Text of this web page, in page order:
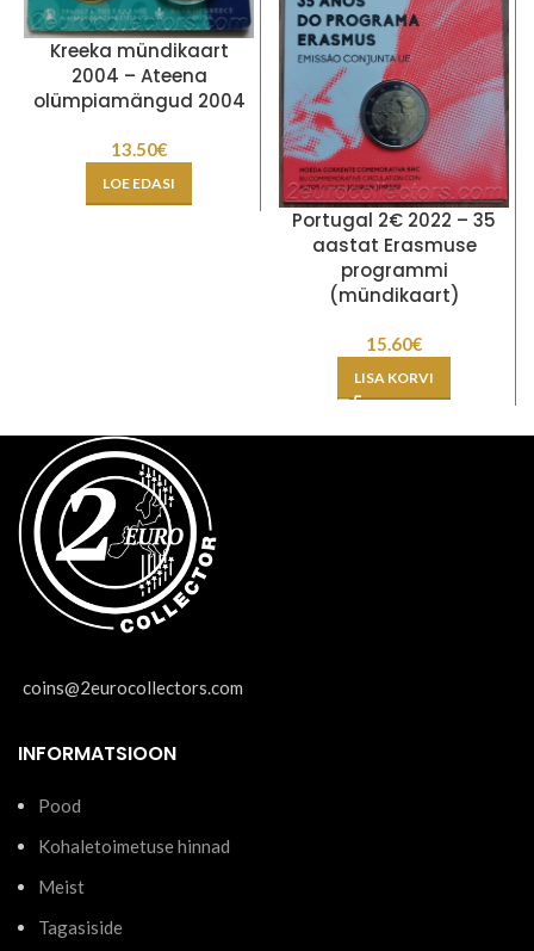
Kreeka mündikaart
2004 – Ateena
olümpiamängud 2004
13.50€
LOE EDASI
Portugal 2€ 2022 – 35
aastat Erasmuse
programmi
(mündikaart)
15.60€
LISA KORVI
coins@2eurocollectors.com
INFORMATSIOON
Pood
Kohaletoimetuse hinnad
Meist
Tagasiside